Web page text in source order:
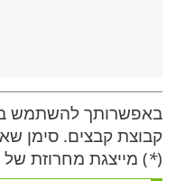
באפשרותך להשתמש
קבוצת קבצים. סימן
(
*) מייצגת מחרוזת של